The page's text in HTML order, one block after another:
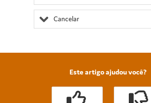
Cancelar
Este artigo ajudou você?